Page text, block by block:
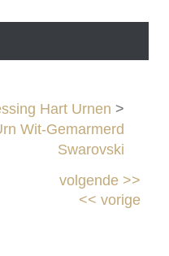
Hart Urnen >
Wit-Gemarmerd
Swarovski
volgende>>
<< vorige